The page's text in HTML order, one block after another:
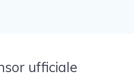
ufficiale